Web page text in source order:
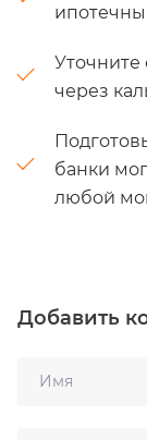
Уточните
через
банки
любой
Добавить